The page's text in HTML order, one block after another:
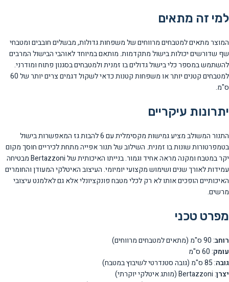
למי זה מתאים
המוצר מתאים למטבחים מרווחים של משפחות גדולות, מבשלים חובבים ומטבחי
שף שדורשים יכולות בישול מתקדמות. מותאם במיוחד לאוהבי הבישול המרבים
להשתמש במספר כלי בישול גדולים בו זמנית ולמטבחים בסגנון פתוח ומודרני.
למטבחים קטנים יותר או משפחות קטנות כדאי לשקול דגמים צרים יותר של 60
ס"מ.
יתרונות עיקריים
התנור המשולב מציע גמישות מקסימלית עם 6 להבות גז המאפשרות בישול
בטמפרטורות שונות בו זמנית. השילוב של תנור אפייה מתחת לכיריים חוסך מקום
יקר במטבח ומקנה מראה אחיד וגמור. בנייתו האיכותית של Bertazzoni מבטיחה
עמידות לאורך שנים ושימוש מקצועי יומיומי. העיצוב האיטלקי המעודן והחומרים
האיכותיים הופכים אותו לא רק לכלי מטבח פונקציונלי אלא גם לאלמנט עיצובי
מרשים.
מפרט טכני
רוחב: 90 ס"מ (מתאים למטבחים מרווחים)
עומק: 60 ס"מ
גובה: 85 ס"מ (גובה סטנדרטי לשיבוץ במטבח)
יצרן: Bertazzoni (מותג איטלקי יוקרתי)